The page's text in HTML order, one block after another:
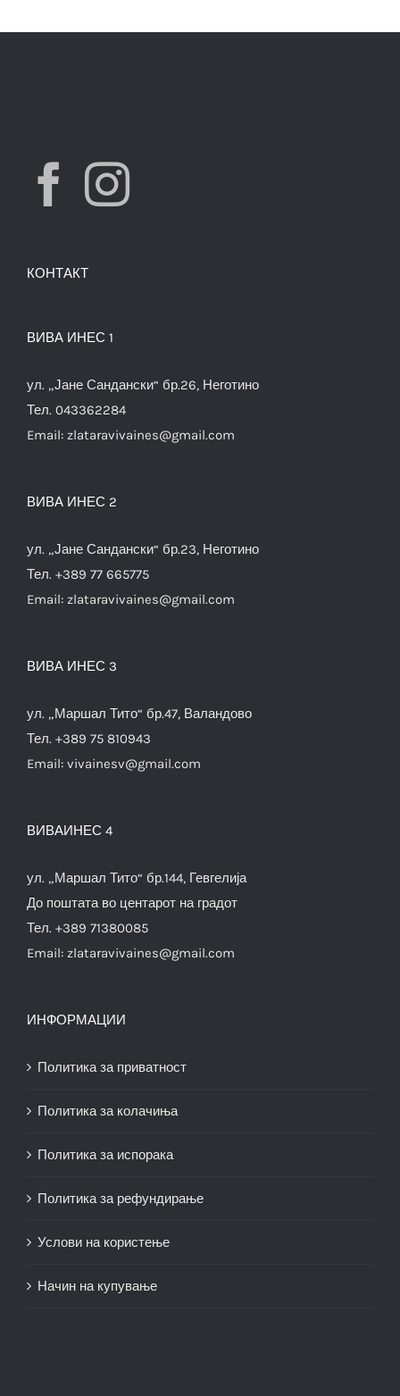
КОНТАКТ
ВИВА ИНЕС 1
ул. „Јане Сандански“ бр.26, Неготино
Тел. 043362284
Email: zlataravivaines@gmail.com
ВИВА ИНЕС 2
ул. „Јане Сандански“ бр.23, Неготино
Тел. +389 77 665775
Email: zlataravivaines@gmail.com
ВИВА ИНЕС 3
ул. „Маршал Тито“ бр.47, Валандово
Тел. +389 75 810943
Email: vivainesv@gmail.com
ВИВАИНЕС 4
ул. „Маршал Тито“ бр.144, Гевгелија
До поштата во центарот на градот
Тел. +389 71380085
Email: zlataravivaines@gmail.com
ИНФОРМАЦИИ
Политика за приватност
Политика за колачиња
Политика за испорака
Политика за рефундирање
Услови на користење
Начин на купување